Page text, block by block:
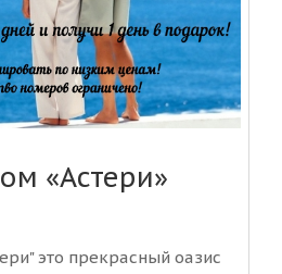
«Астери»
это прекрасный оазис